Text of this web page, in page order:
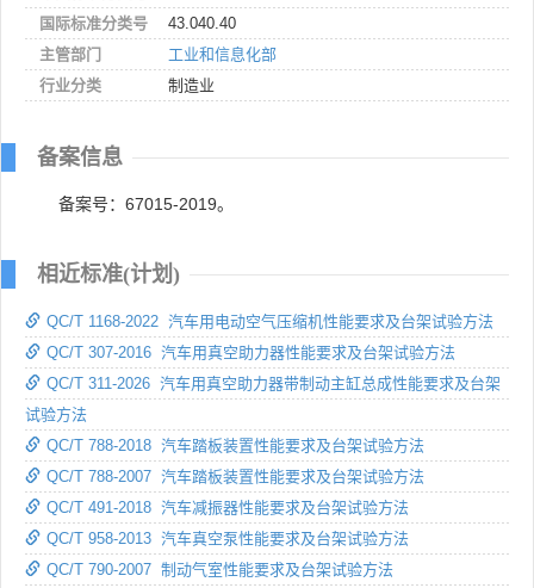
国际标准分类号
43.040.40
主管部门
工业和信息化部
行业分类
制造业
备案信息
备案号：67015-2019。
相近标准(计划)
QC/T 1168-2022 汽车用电动空气压缩机性能要求及台架试验方法
QC/T 307-2016 汽车用真空助力器性能要求及台架试验方法
QC/T 311-2026 汽车用真空助力器带制动主缸总成性能要求及台架
试验方法
QC/T 788-2018 汽车踏板装置性能要求及台架试验方法
QC/T 788-2007 汽车踏板装置性能要求及台架试验方法
QC/T 491-2018 汽车减振器性能要求及台架试验方法
QC/T 958-2013 汽车真空泵性能要求及台架试验方法
QC/T 790-2007 制动气室性能要求及台架试验方法